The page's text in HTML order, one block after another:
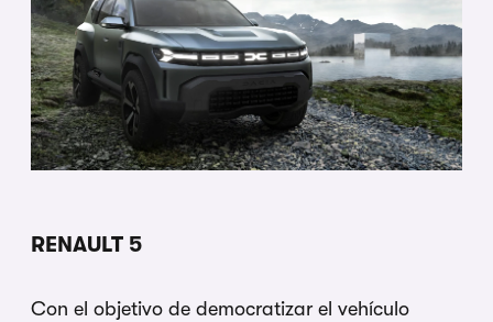
RENAULT 5
Con el objetivo de democratizar el vehículo